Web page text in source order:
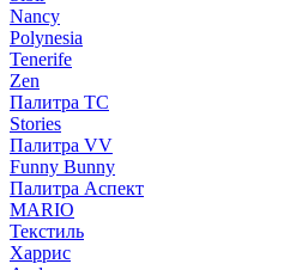
Nancy
Polynesia
Tenerife
Zen
Палитра TC
Stories
Палитра VV
Funny Bunny
Палитра Аспект
MARIO
Текстиль
Харрис